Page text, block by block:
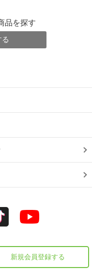
品を探す
新規会員登録する